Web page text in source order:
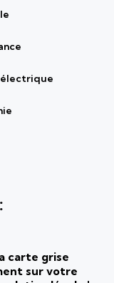
carte grise
sur votre